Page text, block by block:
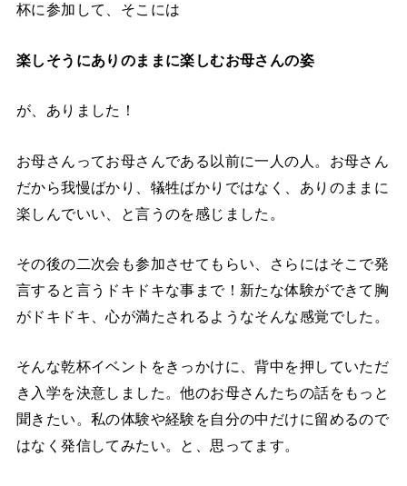
杯に参加して、そこには
楽しそうにありのままに楽しむお母さんの姿
が、ありました！
お母さんってお母さんである以前に一人の人。お母さん
だから我慢ばかり、犠牲ばかりではなく、ありのままに
楽しんでいい、と言うのを感じました。
その後の二次会も参加させてもらい、さらにはそこで発
言すると言うドキドキな事まで！新たな体験ができて胸
がドキドキ、心が満たされるようなそんな感覚でした。
そんな乾杯イベントをきっかけに、背中を押していただ
き入学を決意しました。他のお母さんたちの話をもっと
聞きたい。私の体験や経験を自分の中だけに留めるので
はなく発信してみたい。と、思ってます。